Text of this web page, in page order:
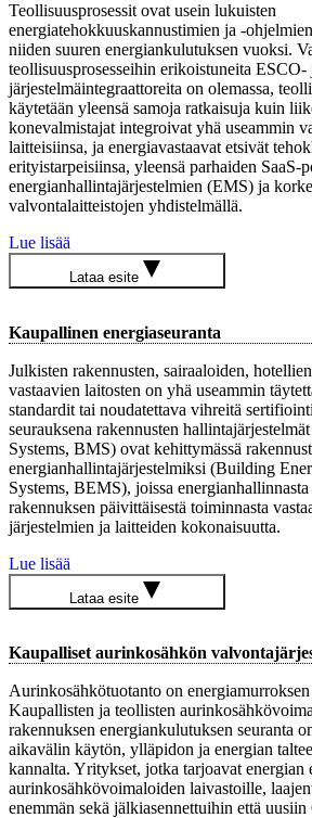
Teollisuusprosessit ovat usein lukuisten
energiatehokkuuskannustimien ja -
niiden suuren energiankulutuksen vuoksi.
teollisuusprosesseihin erikoistuneita ESCO-
järjestelmäintegraattoreita on olemassa,
käytetään yleensä samoja ratkaisuja kuin
konevalmistajat integroivat yhä useammin
laitteisiinsa, ja energiavastaavat etsivät
erityistarpeisiinsa, yleensä parhaiden SaaS-
energianhallintajärjestelmien (EMS) ja
valvontalaitteistojen yhdistelmällä.
Lue lisää
Lataa esite
Kaupallinen energiaseuranta
Julkisten rakennusten, sairaaloiden,
vastaavien laitosten on yhä useammin
standardit tai noudatettava vihreitä
seurauksena rakennusten
Systems, BMS) ovat kehittymässä
energianhallintajärjestelmiksi (Building
Systems, BEMS), joissa
rakennuksen päivittäisestä toiminnasta
järjestelmien ja laitteiden kokonaisuutta.
Lue lisää
Lataa esite
Kaupalliset aurinkosähkön
Aurinkosähkötuotanto on
Kaupallisten ja teollisten
rakennuksen energiankulutuksen seuranta
aikavälin käytön, ylläpidon ja energian
kannalta. Yritykset, jotka tarjoavat energian
aurinkosähkövoimaloiden laivastoille,
enemmän sekä jälkiasennettuihin että